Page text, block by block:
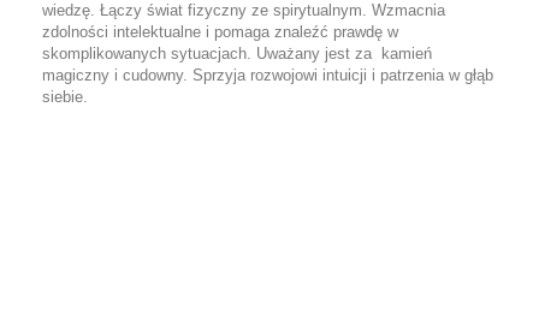
wiedzę. Łączy świat fizyczny ze spirytualnym. Wzmacnia
zdolności intelektualne i pomaga znaleźć prawdę w
skomplikowanych sytuacjach. Uważany jest za kamień
magiczny i cudowny. Sprzyja rozwojowi intuicji i patrzenia w głąb
siebie.